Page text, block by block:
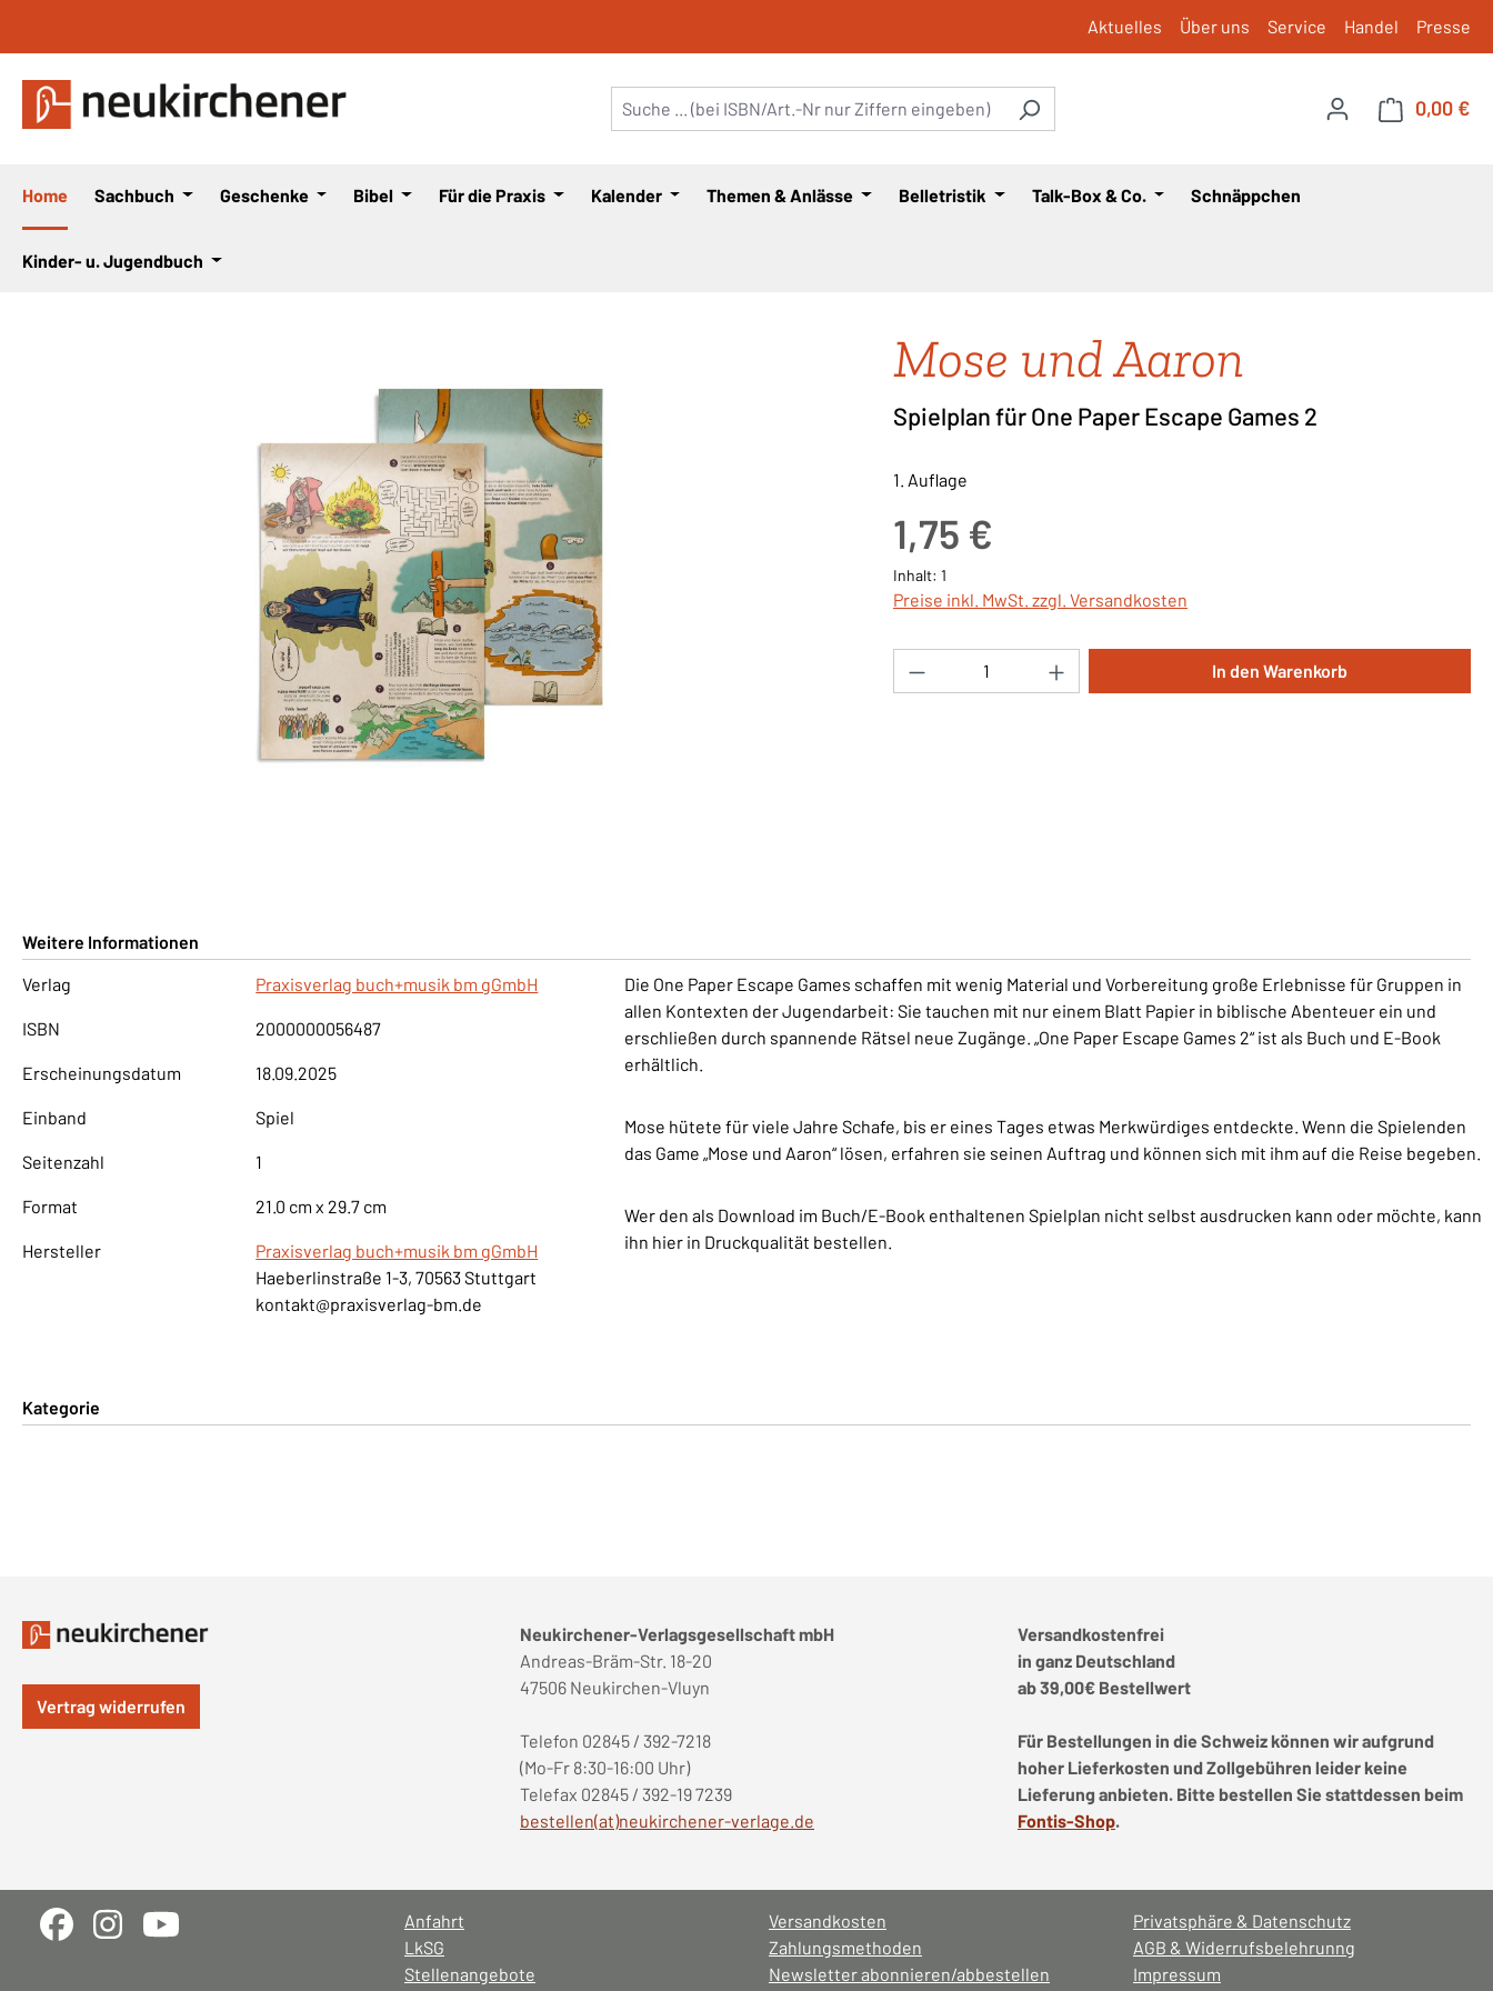
Aktuelles Über uns Service Handel Presse
0,00 €
Home Sachbuch Geschenke Bibel Für die Praxis Kalender Themen & Anlässe Belletristik Talk-Box & Co. Schnäppchen
Kinder- u. Jugendbuch
Mose und Aaron
Spielplan für One Paper Escape Games 2
1. Auflage
1,75 €
Inhalt: 1
Preise inkl. MwSt. zzgl. Versandkosten
Produkt Anzahl: Gib den gewünschten Wert ein
In den Warenkorb
Weitere Informationen
Verlag
Praxisverlag buch+musik bm gGmbH
ISBN 2000000056487
Erscheinungsdatum 18.09.2025
Einband Spiel
Seitenzahl 1
Format 21.0 cm x 29.7 cm
Hersteller
Praxisverlag buch+musik bm gGmbH
Haeberlinstraße 1-3, 70563 Stuttgart
kontakt@praxisverlag-bm.de
Die One Paper Escape Games schaffen mit wenig Material und Vorbereitung große Erlebnisse für Gruppen in
allen Kontexten der Jugendarbeit: Sie tauchen mit nur einem Blatt Papier in biblische Abenteuer ein und
erschließen durch spannende Rätsel neue Zugänge. „One Paper Escape Games 2“ ist als Buch und E-Book
erhältlich.
Mose hütete für viele Jahre Schafe, bis er eines Tages etwas Merkwürdiges entdeckte. Wenn die Spielenden
das Game „Mose und Aaron“ lösen, erfahren sie seinen Auftrag und können sich mit ihm auf die Reise begeben.
Wer den als Download im Buch/E-Book enthaltenen Spielplan nicht selbst ausdrucken kann oder möchte, kann
ihn hier in Druckqualität bestellen.
Kategorie
Vertrag widerrufen
Neukirchener-Verlagsgesellschaft mbH
Andreas-Bräm-Str. 18-20
47506 Neukirchen-Vluyn
Telefon 02845 / 392-7218
(Mo-Fr 8:30-16:00 Uhr)
Telefax 02845 / 392-19 7239
bestellen(at)neukirchener-verlage.de
Versandkostenfrei
in ganz Deutschland
ab 39,00€ Bestellwert
Für Bestellungen in die Schweiz können wir aufgrund
hoher Lieferkosten und Zollgebühren leider keine
Lieferung anbieten. Bitte bestellen Sie stattdessen beim
Fontis-Shop.
Anfahrt
LkSG
Stellenangebote
Versandkosten
Zahlungsmethoden
Newsletter abonnieren/abbestellen
Privatsphäre & Datenschutz
AGB & Widerrufsbelehrunng
Impressum